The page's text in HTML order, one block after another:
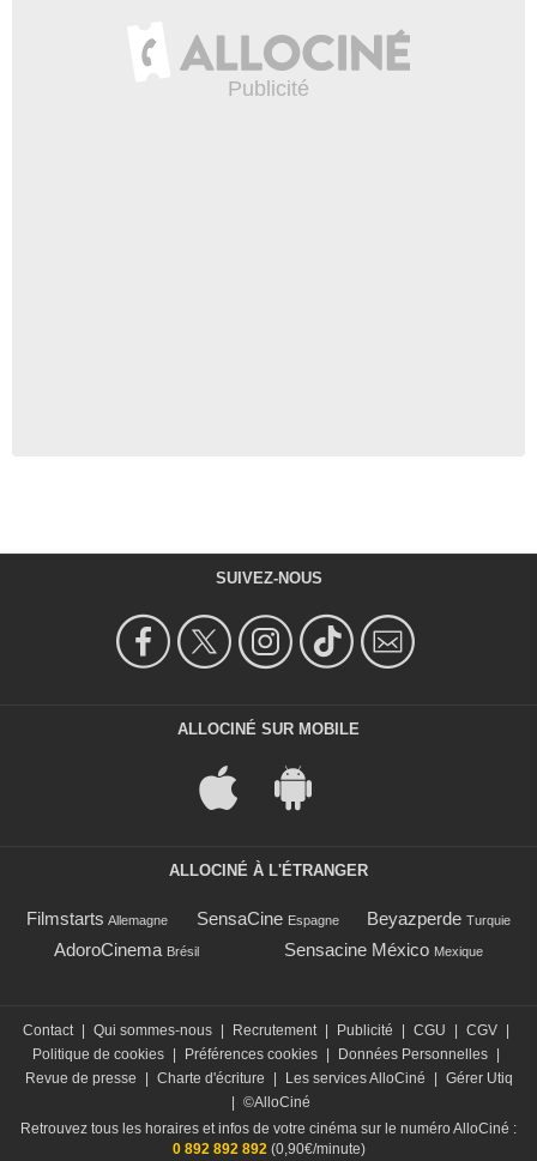
SUIVEZ-NOUS
ALLOCINÉ SUR MOBILE
ALLOCINÉ À L'ÉTRANGER
Filmstarts Allemagne SensaCine Espagne Beyazperde Turquie
AdoroCinema Brésil Sensacine México Mexique
Contact Qui sommes-nous Recrutement Publicité CGU CGV
Politique de cookies
Préférences cookies Données Personnelles
Revue de presse
Charte d'écriture Les services AlloCiné
Gérer Utiq
©AlloCiné
Retrouvez tous les horaires et infos de votre cinéma sur le numéro AlloCiné :
0 892 892 892(0,90€/minute)